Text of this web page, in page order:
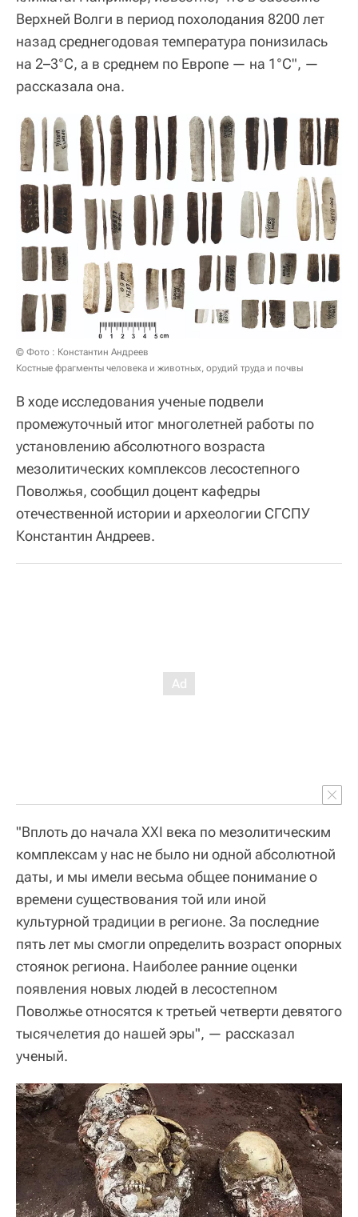
Верхней Волги в период похолодания 8200 лет
назад среднегодовая температура понизилась
на 2–3°C, а в среднем по Европе — на 1°C", —
рассказала она.
© Фото : Константин Андреев
Костные фрагменты человека и животных, орудий труда и почвы
В ходе исследования ученые подвели
промежуточный итог многолетней работы по
установлению абсолютного возраста
мезолитических комплексов лесостепного
Поволжья, сообщил доцент кафедры
отечественной истории и археологии СГСПУ
Константин Андреев.
"Вплоть до начала XXI века по мезолитическим
комплексам у нас не было ни одной абсолютной
даты, и мы имели весьма общее понимание о
времени существования той или иной
культурной традиции в регионе. За последние
пять лет мы смогли определить возраст опорных
стоянок региона. Наиболее ранние оценки
появления новых людей в лесостепном
Поволжье относятся к третьей четверти девятого
тысячелетия до нашей эры", — рассказал
ученый.